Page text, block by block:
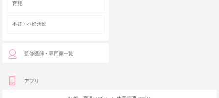
育児
不妊・不妊治療
監修医師・専門家一覧
アプリ